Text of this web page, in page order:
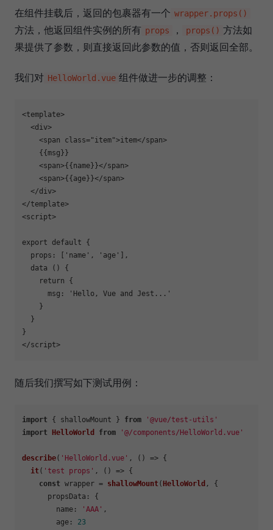
在组件挂载后，返回的包裹器有一个 wrapper.props()
方法，他返回组件实例的所有 props ， props() 方法如
果提供了参数，则直接返回此参数的值，否则返回全部。
我们对 HelloWorld.vue 组件做进一步的调整：
<template>
  <div>
    <span class="item">item</span>
    {{msg}}
    <span>{{name}}</span>
    <span>{{age}}</span>
  </div>
</template>
<script>
export default {
  props: ['name', 'age'],
  data () {
    return {
      msg: 'Hello, Vue and Jest...'
    }
  }
}
随后我们撰写如下测试用例：
import { shallowMount } from
'@vue/test-utils'
import
HelloWorld from '@/components/HelloWorld.vue'
describe( 'HelloWorld.vue' , () => {
it( 'test props' , () => {
const wrapper = shallowMount( HelloWorld , {
propsData : {
name : 'AAA' ,
age : 23